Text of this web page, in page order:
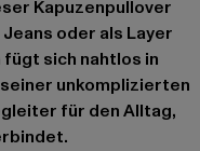
Kapuzenpullover
oder als Layer
sich nahtlos in
unkomplizierten
für den Alltag,